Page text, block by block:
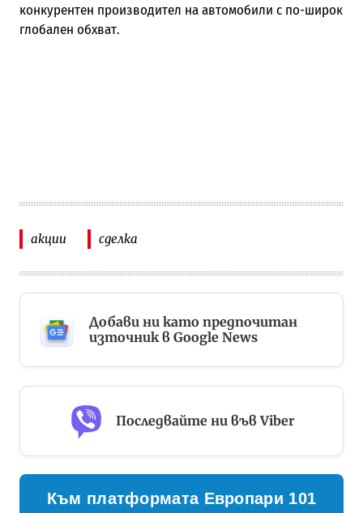
конкурентен производител на автомобили с по-широк
глобален обхват.
акции сделка
Добави ни като предпочитан
източник в Google News
Последвайте ни във Viber
Към платформата Европари 101